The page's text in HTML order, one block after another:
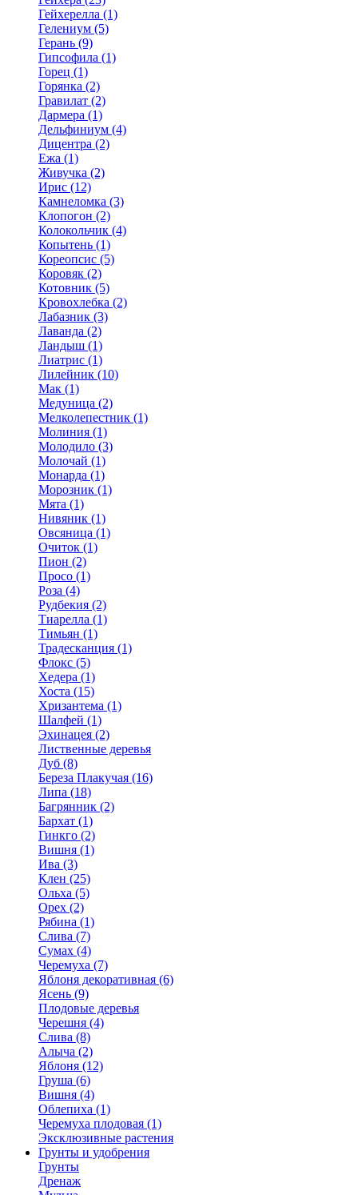
Гейхерелла (1)
Гелениум (5)
Герань (9)
Гипсофила (1)
Горец (1)
Горянка (2)
Гравилат (2)
Дармера (1)
Дельфиниум (4)
Дицентра (2)
Ежа (1)
Живучка (2)
Ирис (12)
Камнеломка (3)
Клопогон (2)
Колокольчик (4)
Копытень (1)
Кореопсис (5)
Коровяк (2)
Котовник (5)
Кровохлебка (2)
Лабазник (3)
Лаванда (2)
Ландыш (1)
Лиатрис (1)
Лилейник (10)
Мак (1)
Медуница (2)
Мелколепестник (1)
Молиния (1)
Молодило (3)
Молочай (1)
Монарда (1)
Морозник (1)
Мята (1)
Нивяник (1)
Овсяница (1)
Очиток (1)
Пион (2)
Просо (1)
Роза (4)
Рудбекия (2)
Тиарелла (1)
Тимьян (1)
Традесканция (1)
Флокс (5)
Хедера (1)
Хоста (15)
Хризантема (1)
Шалфей (1)
Эхинацея (2)
Лиственные деревья
Дуб (8)
Береза Плакучая (16)
Липа (18)
Багрянник (2)
Бархат (1)
Гинкго (2)
Вишня (1)
Ива (3)
Клен (25)
Ольха (5)
Орех (2)
Рябина (1)
Слива (7)
Сумах (4)
Черемуха (7)
Яблоня декоративная (6)
Ясень (9)
Плодовые деревья
Черешня (4)
Слива (8)
Алыча (2)
Яблоня (12)
Груша (6)
Вишня (4)
Облепиха (1)
Черемуха плодовая (1)
Эксклюзивные растения
Грунты и удобрения
Грунты
Дренаж